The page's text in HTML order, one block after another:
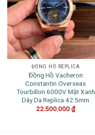
ĐỒNG HỒ REPLICA
Đồng Hồ Vacheron
Constantin Overseas
Tourbillon 6000V Mặt Xanh
Dây Da Replica 42.5mm
22.500.000₫